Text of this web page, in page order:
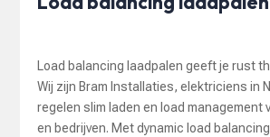
Load balancing laadpalen geeft je rust
Wij zijn Bram Installaties, elektriciens in
regelen slim laden en load management
en bedrijven. Met dynamic load